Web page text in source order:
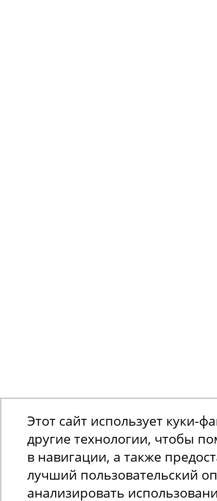
Этот сайт использует куки-
другие технологии, чтобы
в навигации, а также
лучший пользовательский
анализировать